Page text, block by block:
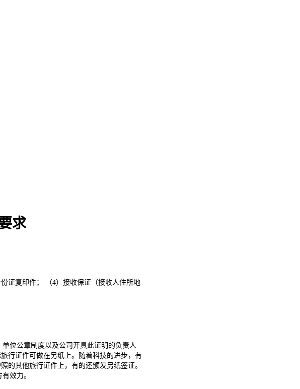
求
证复印件； （4）接收保证（接收人住所地
位公章制度以及公司开具此证明的负责人
行证件可做在另纸上。随着科技的进步，有
的其他旅行证件上，有的还颁发另纸签证。
效力。